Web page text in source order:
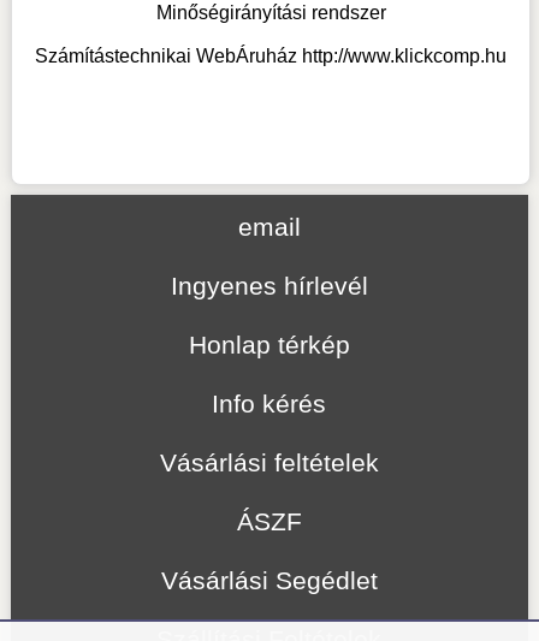
Minőségirányítási rendszer
Számítástechnikai WebÁruház http://www.klickcomp.hu
email
Ingyenes hírlevél
Honlap térkép
Info kérés
Vásárlási feltételek
ÁSZF
Vásárlási Segédlet